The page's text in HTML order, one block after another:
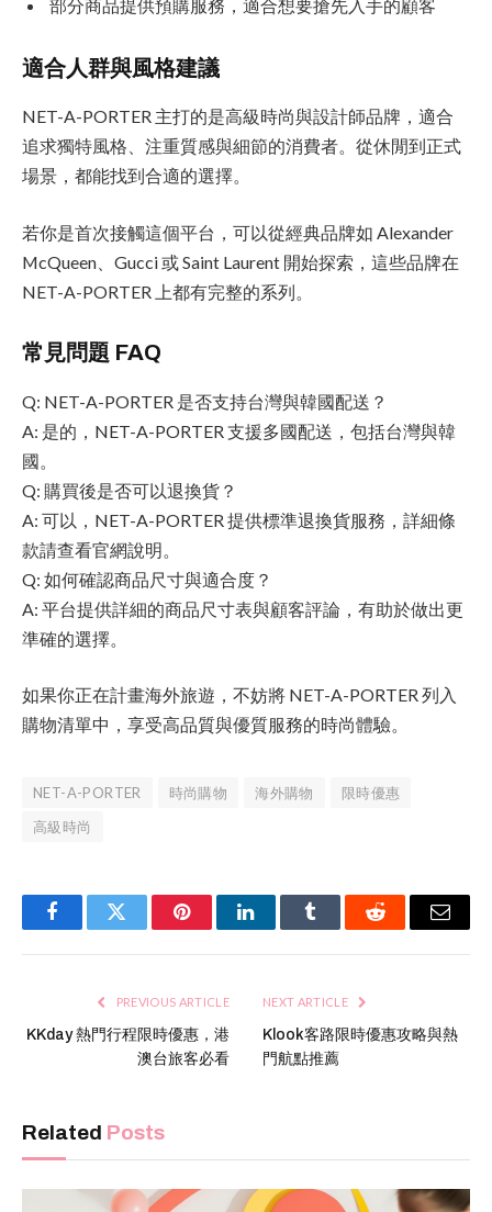
部分商品提供預購服務，適合想要搶先入手的顧客
適合人群與風格建議
NET-A-PORTER 主打的是高級時尚與設計師品牌，適合
追求獨特風格、注重質感與細節的消費者。從休閒到正式
場景，都能找到合適的選擇。
若你是首次接觸這個平台，可以從經典品牌如 Alexander
McQueen、Gucci 或 Saint Laurent 開始探索，這些品牌在
NET-A-PORTER 上都有完整的系列。
常見問題 FAQ
Q: NET-A-PORTER 是否支持台灣與韓國配送？
A: 是的，NET-A-PORTER 支援多國配送，包括台灣與韓
國。
Q: 購買後是否可以退換貨？
A: 可以，NET-A-PORTER 提供標準退換貨服務，詳細條
款請查看官網說明。
Q: 如何確認商品尺寸與適合度？
A: 平台提供詳細的商品尺寸表與顧客評論，有助於做出更
準確的選擇。
如果你正在計畫海外旅遊，不妨將 NET-A-PORTER 列入
購物清單中，享受高品質與優質服務的時尚體驗。
NET-A-PORTER 時尚購物 海外購物
限時優惠
高級時尚
FacebookTwitter PinterestLinkedInTumblr Reddit Email
PREVIOUS ARTICLE
KKday 熱門行程限時優惠，港
澳台旅客必看
NEXT ARTICLE
Klook客路限時優惠攻略與熱
門航點推薦
Related Posts